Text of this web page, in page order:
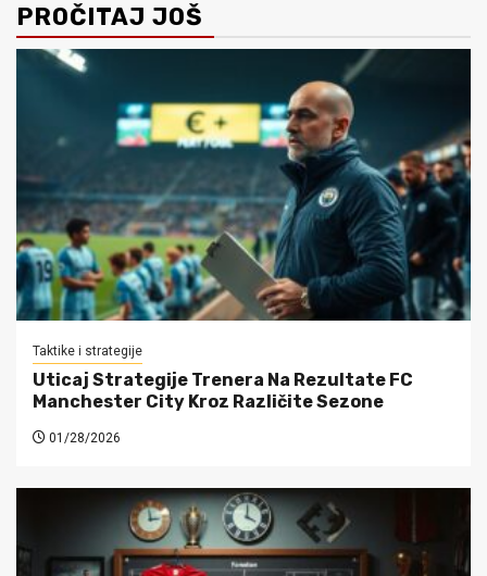
PROČITAJ JOŠ
Taktike i strategije
Uticaj Strategije Trenera Na Rezultate FC
Manchester City Kroz Različite Sezone
01/28/2026